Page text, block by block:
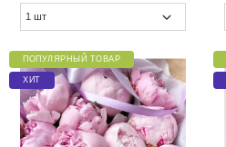
ПОПУЛЯРНЫЙ ТОВАР
ХИТ